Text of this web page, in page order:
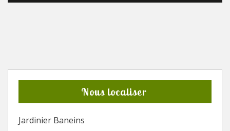
Nous localiser
Jardinier Baneins